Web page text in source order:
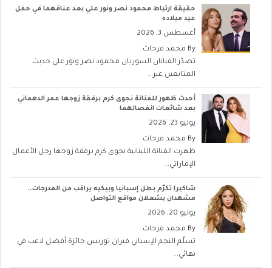
حقيقة ارتباط محمود نصر ونور علي بعد عناقهما في حفل
عيد ميلاده
أغسطس 3, 2026
By محمد فرحات
تصدّر الفنانان السوريان محمود نصر ونور علي حديث
المتابعين عبر...
أحدث ظهور للفنانة نجوى كرم برفقة زوجها عمر الدهماني
بعد شائعات انفصالهما
يوليو 23, 2026
By محمد فرحات
ظهرت الفنانة اللبنانية نجوى كرم برفقة زوجها رجل الأعمال
الإماراتي...
شاكيرا تكرّم بطل إسبانيا وبيكيه يراقب من المدرجات..
مشهدان يشعلان مواقع التواصل
يوليو 20, 2026
By محمد فرحات
تسلّم النجم الإسباني فيران توريس جائزة أفضل لاعب في
نهائي...